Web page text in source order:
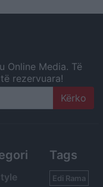
Online Media. Të
rezervuara!
Tags
Edi Rama